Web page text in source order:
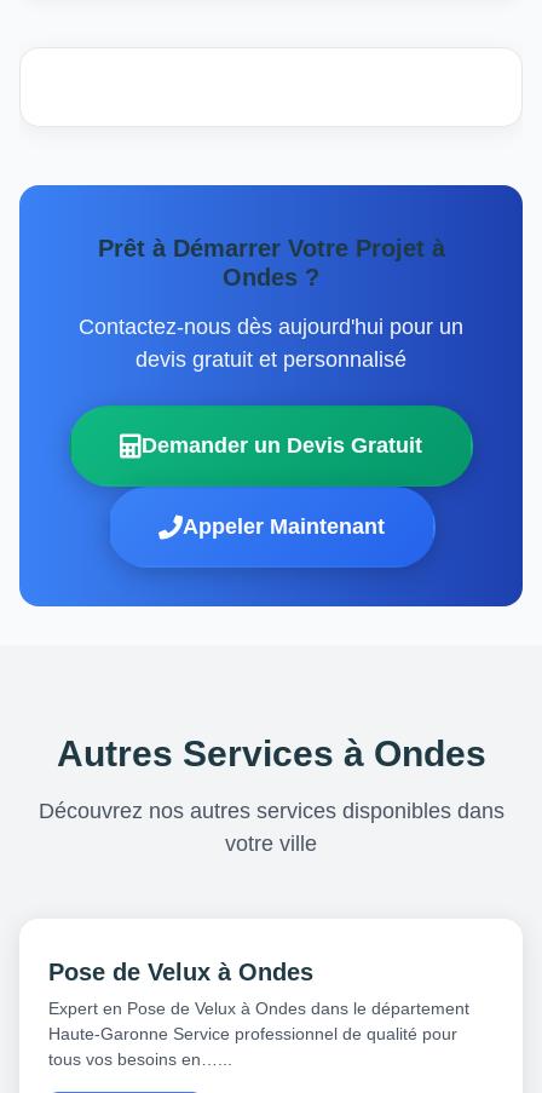
Prêt à Démarrer Votre Projet à
Ondes ?
Contactez-nous dès aujourd'hui pour un
devis gratuit et personnalisé
Demander un Devis Gratuit
Appeler Maintenant
Autres Services à Ondes
Découvrez nos autres services disponibles dans
votre ville
Pose de Velux à Ondes
Expert en Pose de Velux à Ondes dans le département
Haute-Garonne Service professionnel de qualité pour
tous vos besoins en…...